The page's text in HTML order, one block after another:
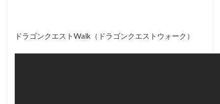
ドラゴンクエストWalk（ドラゴンクエストウォーク）